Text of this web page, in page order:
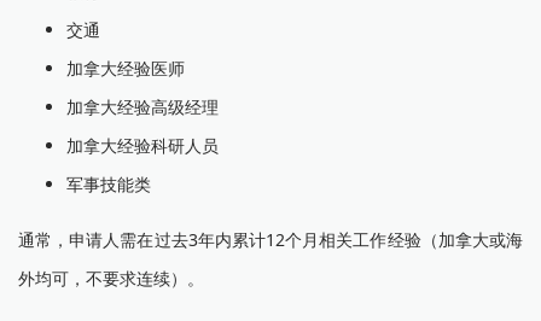
交通
加拿大经验医师
加拿大经验高级经理
加拿大经验科研人员
军事技能类
通常，申请人需在过去3年内累计12个月相关工作经验（加拿大或海
外均可，不要求连续）。